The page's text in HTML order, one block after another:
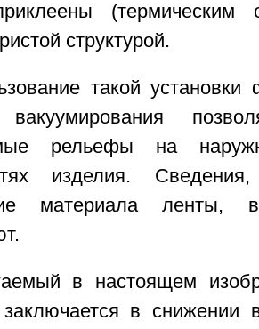
структурой.
такой
вакуумирования
рельефы на
изделия.
материала ленты,
в настоящем
заключается в снижении